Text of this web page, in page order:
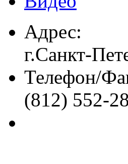
Адрес:
г.Санкт-
Телефон/
(812) 552-